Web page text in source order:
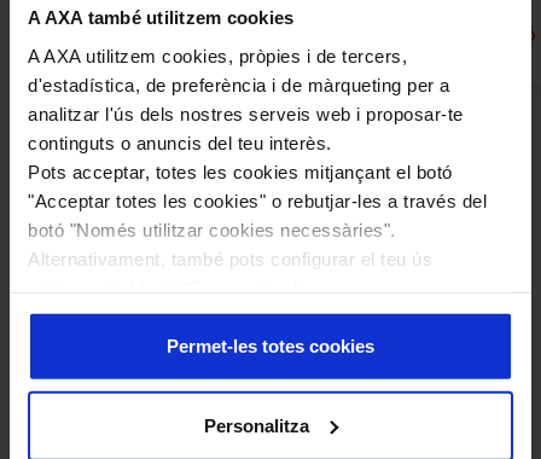
A AXA també utilitzem cookies
A AXA utilitzem cookies, pròpies i de tercers,
d'estadística, de preferència i de màrqueting per a
analitzar l'ús dels nostres serveis web i proposar-te
continguts o anuncis del teu interès.
Pots acceptar, totes les cookies mitjançant el botó
"Acceptar totes les cookies" o rebutjar-les a través del
botó "Només utilitzar cookies necessàries".
Alternativament, també pots configurar el teu ús
Més informació en la nostraPolítica de Cookies.
Permet-les totes cookies
Personalitza
MÉS INFORMACIÓ
Estem aquí per resoldre
A qui va dirigida aquesta assegurança?